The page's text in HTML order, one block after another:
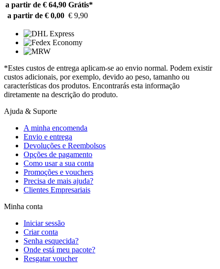
a partir de € 64,90 Grátis*
a partir de € 0,00 € 9,90
*Estes custos de entrega aplicam-se ao envio normal. Podem existir
custos adicionais, por exemplo, devido ao peso, tamanho ou
características dos produtos. Encontrarás esta informação
diretamente na descrição do produto.
Ajuda & Suporte
A minha encomenda
Envio e entrega
Devoluções e Reembolsos
Opções de pagamento
Como usar a sua conta
Promoções e vouchers
Precisa de mais ajuda?
Clientes Empresariais
Minha conta
Iniciar sessão
Criar conta
Senha esquecida?
Onde está meu pacote?
Resgatar voucher